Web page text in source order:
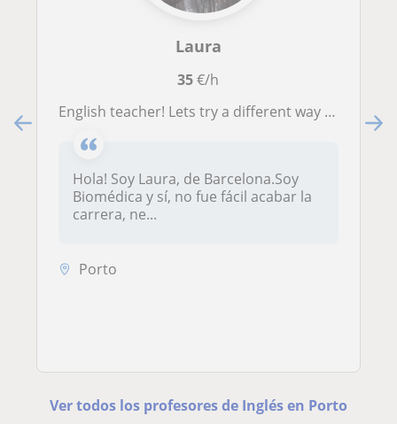
Laura
35€/h
English teacher! Lets try a different way of learning! Aprendizaje adaptado a las necesidades (experiencia con alumnos con dificultades como TDAH, ansiedad, dislexia...)
Hola! Soy Laura, de Barcelona.Soy
Biomédica y sí, no fue fácil acabar la
carrera, ne...
Porto
Ver todos los profesores de Inglés en Porto